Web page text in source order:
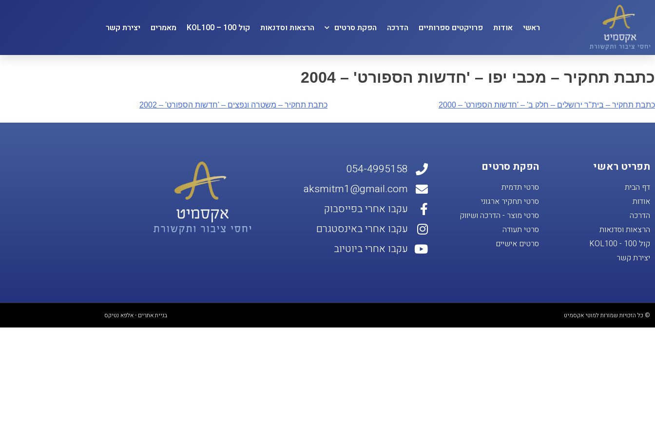
ראשי אודות פרויקטים ספרותיים הדרכה הפקת סרטים הרצאות וסדנאות קול 100 – KOL100 מאמרים יצירת קשר
כתבת תחקיר – מכבי יפו – 'חדשות הספורט' – 2004
כתבת תחקיר – משטרה ונפצים – 'חדשות הספורט' – 2002 כתבת תחקיר – בית"ר ירושלים – חלק ב' – 'חדשות הספורט' – 2000
תפריט ראשי
דף הבית
אודות
הדרכה
הרצאות וסדנאות
קול 100 - KOL100
יצירת קשר
הפקת סרטים
סרטי תדמית
סרטי תחקיר ארגוני
סרטי מוצר - הדרכה ושיווק
סרטי תעודה
סרטים אישיים
054-4995158
aksmitm1@gmail.com
עקבו אחרי בפייסבוק
עקבו אחרי באינסטגרם
עקבו אחרי ביוטיוב
© כל הזכויות שמורות למוטי אקסמיט בניית אתרים - אלפא נטיקס